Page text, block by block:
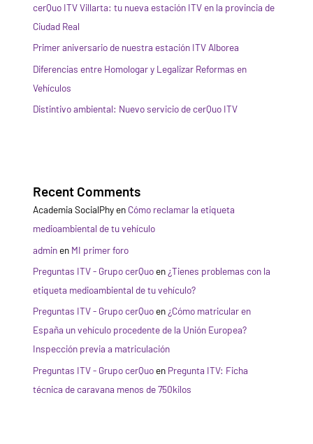
cerQuo ITV Villarta: tu nueva estación ITV en la provincia de
Ciudad Real
Primer aniversario de nuestra estación ITV Alborea
Diferencias entre Homologar y Legalizar Reformas en
Vehículos
Distintivo ambiental: Nuevo servicio de cerQuo ITV
Recent Comments
Academia SocialPhyen Cómo reclamar la etiqueta
medioambiental de tu vehículo
adminen MI primer foro
Preguntas ITV - Grupo cerQuoen ¿Tienes problemas con la
etiqueta medioambiental de tu vehículo?
Preguntas ITV - Grupo cerQuoen¿Cómo matricular en
España un vehículo procedente de la Unión Europea?
Inspección previa a matriculación
Preguntas ITV - Grupo cerQuoen Pregunta ITV: Ficha
técnica de caravana menos de 750kilos